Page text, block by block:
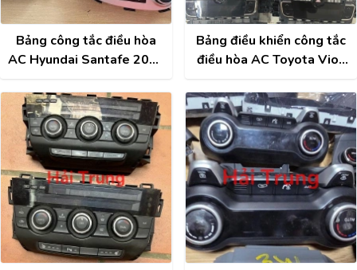
Bảng công tắc điều hòa
AC Hyundai Santafe 2009
Bảng điều khiển công tắc
điều hòa AC Toyota Vios
Tháo Xe